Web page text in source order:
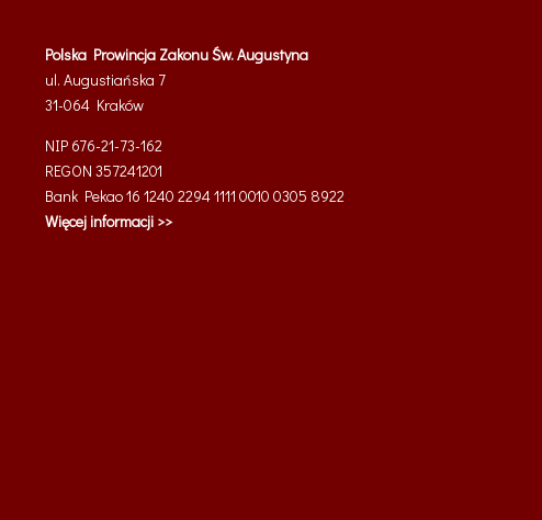
Polska Prowincja Zakonu Św. Augustyna
ul. Augustiańska 7
31-064Kraków
NIP 676-21-73-162
REGON 357241201
Bank Pekao 16 1240 2294 1111 0010 0305 8922
Więcej informacji >>